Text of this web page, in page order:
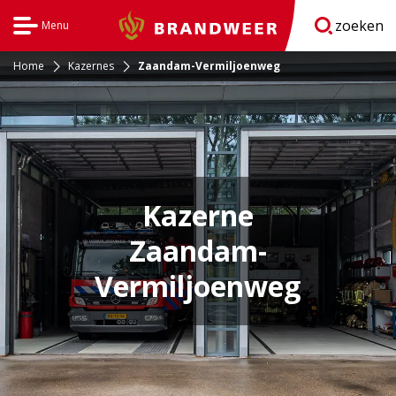
Menu Brandweer zoeken
Home Kazernes Zaandam-Vermiljoenweg
Kazerne
Zaandam-
Vermiljoenweg